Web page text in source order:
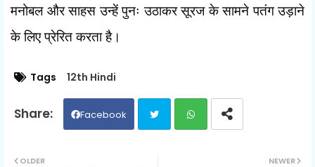
मनोबल और साहस उन्हें पुनः उठाकर सूरज के सामने पतंग उड़ाने
के लिए प्रेरित करता है।
Tags 12th Hindi
Facebook
NEWER
OLDER